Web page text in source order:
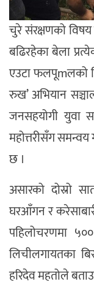
चुरे संरक्षणको
बढिरहेका बेला
एउटा फलपूmलको
रुख’ अभियान
जनसहयोगी युवा
महोत्तरीसँग
छ ।
असारको दोस्रो
घरआँगन र
पहिलोचरणमा
लिचीलगायतका
हरिदेव महतोले